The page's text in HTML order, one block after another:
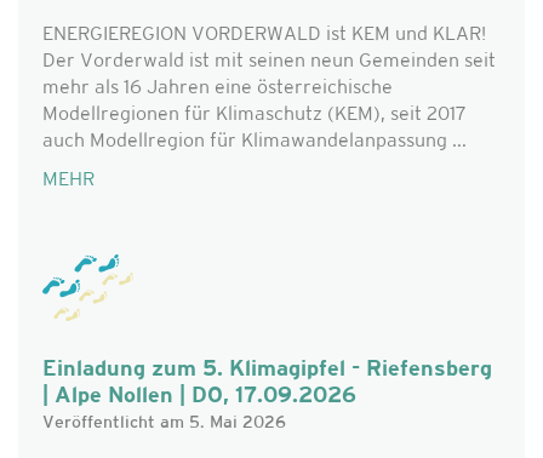
ENERGIEREGION VORDERWALD ist KEM und KLAR!
Der Vorderwald ist mit seinen neun Gemeinden seit
mehr als 16 Jahren eine österreichische
Modellregionen für Klimaschutz (KEM), seit 2017
auch Modellregion für Klimawandelanpassung ...
MEHR
Einladung zum 5. Klimagipfel - Riefensberg
| Alpe Nollen | DO, 17.09.2026
Veröffentlicht am 5. Mai 2026